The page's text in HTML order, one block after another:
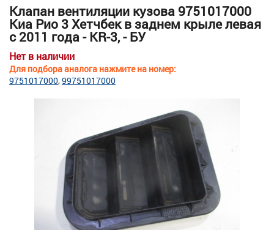
Клапан вентиляции кузова 9751017000
Киа Рио 3 Хетчбек в заднем крыле левая
с 2011 года - KR-3, - БУ
Нет в наличии
Для подбора аналога нажмите на номер:
9751017000 99751017000